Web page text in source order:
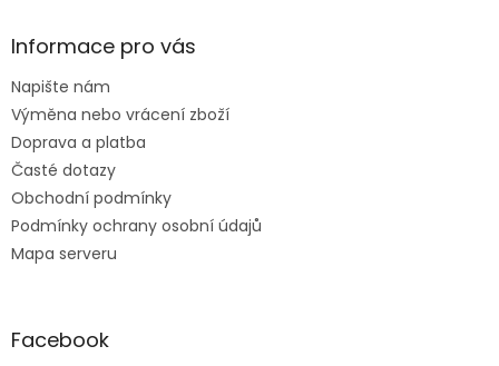
Informace pro vás
Napište nám
Výměna nebo vrácení zboží
Doprava a platba
Časté dotazy
Obchodní podmínky
Podmínky ochrany osobní údajů
Mapa serveru
Facebook